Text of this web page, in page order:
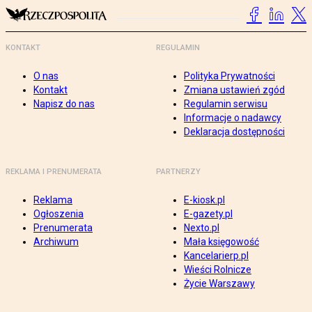
KONTAKT
O nas
Kontakt
Napisz do nas
REGULAMIN
Polityka Prywatności
Zmiana ustawień zgód
Regulamin serwisu
Informacje o nadawcy
Deklaracja dostępności
REKLAMA I PRENUMERATA
Reklama
Ogłoszenia
Prenumerata
Archiwum
PARTNERZY
E-kiosk.pl
E-gazety.pl
Nexto.pl
Mała księgowość
Kancelarierp.pl
Wieści Rolnicze
Życie Warszawy